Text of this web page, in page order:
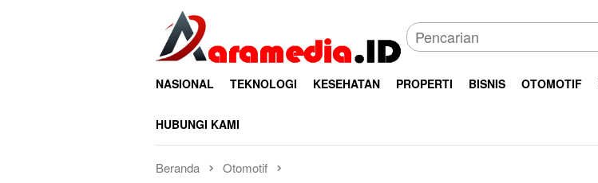
NASIONAL TEKNOLOGI KESEHATAN PROPERTI BISNIS OTOMOTIF
HUBUNGI KAMI
Beranda Otomotif